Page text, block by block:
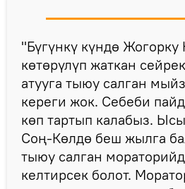
"Бүгүнкү күндө
көтөрүлүп жаткан
атууга тыюу салган
кереги жок. Себеби
көп тартып калабыз.
Соң-Көлдө беш жылга
тыюу салган
келтирсек болот.